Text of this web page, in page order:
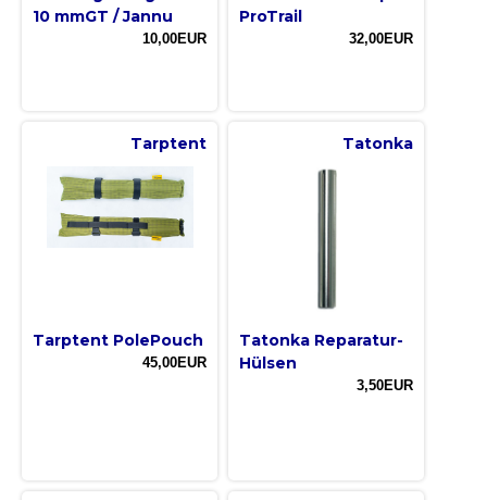
10 mmGT / Jannu
10,00EUR
ProTrail
32,00EUR
Tarptent
Tarptent PolePouch
45,00EUR
Tatonka
Tatonka Reparatur-
Hülsen
3,50EUR